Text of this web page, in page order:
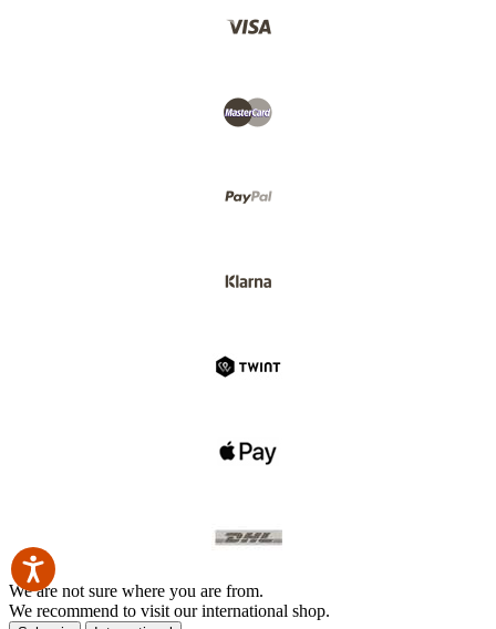
We are not sure where you are from.
We recommend to visit our international shop.